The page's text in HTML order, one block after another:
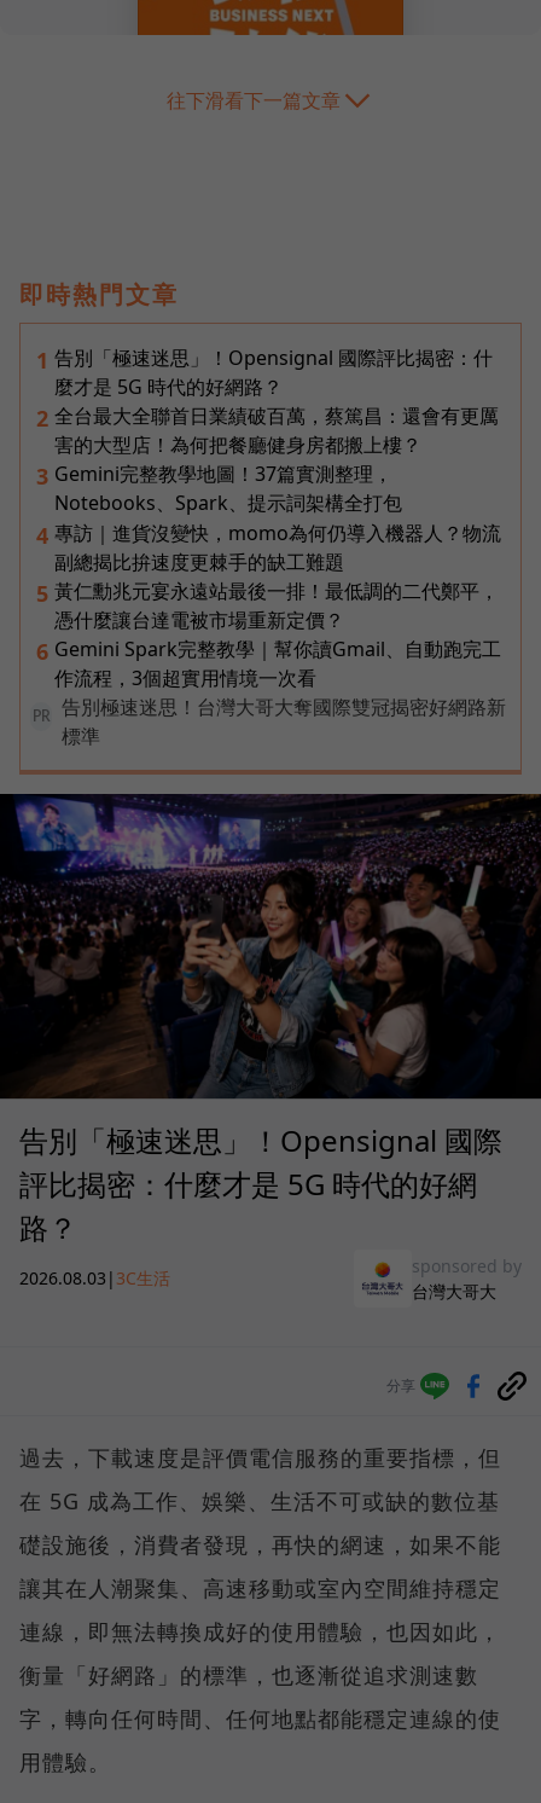
往下滑看下一篇文章
即時熱門文章
1 告別「極速迷思」！Opensignal 國際評比揭密：什
麼才是 5G 時代的好網路？
2 全台最大全聯首日業績破百萬，蔡篤昌：還會有更厲
害的大型店！為何把餐廳健身房都搬上樓？
3 Gemini完整教學地圖！37篇實測整理，
Notebooks、Spark、提示詞架構全打包
4 專訪｜進貨沒變快，momo為何仍導入機器人？物流
副總揭比拚速度更棘手的缺工難題
5 黃仁勳兆元宴永遠站最後一排！最低調的二代鄭平，
憑什麼讓台達電被市場重新定價？
6 Gemini Spark完整教學｜幫你讀Gmail、自動跑完工
作流程，3個超實用情境一次看
PR
告別極速迷思！台灣大哥大奪國際雙冠揭密好網路新
標準
告別「極速迷思」！Opensignal 國際
評比揭密：什麼才是 5G 時代的好網
路？
2026.08.03 | 3C生活
sponsored by
台灣大哥大
分享
過去，下載速度是評價電信服務的重要指標，但
在 5G 成為工作、娛樂、生活不可或缺的數位基
礎設施後，消費者發現，再快的網速，如果不能
讓其在人潮聚集、高速移動或室內空間維持穩定
連線，即無法轉換成好的使用體驗，也因如此，
衡量「好網路」的標準，也逐漸從追求測速數
字，轉向任何時間、任何地點都能穩定連線的使
用體驗。